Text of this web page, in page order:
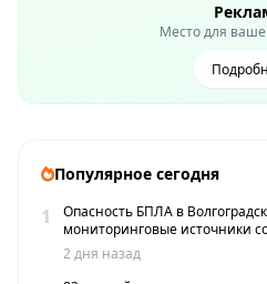
Место для
Популярное сегодня
1
Опасность БПЛА в
мониторинговые источники
беспилотников
2 дня назад